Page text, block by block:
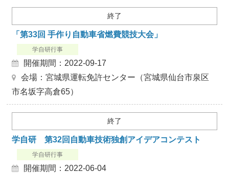
終了
「第33回 手作り自動車省燃費競技大会」
学自研行事
開催期間：2022-09-17
会場：宮城県運転免許センター（宮城県仙台市泉区
市名坂字高倉65）
終了
学自研 第32回自動車技術独創アイデアコンテスト
学自研行事
開催期間：2022-06-04